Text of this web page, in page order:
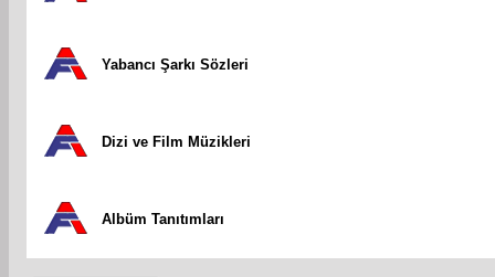
Yabancı Şarkı Sözleri
Dizi ve Film Müzikleri
Albüm Tanıtımları